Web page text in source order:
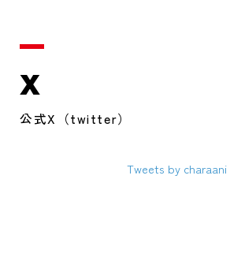
X
公式X（twitter）
Tweets by charaani